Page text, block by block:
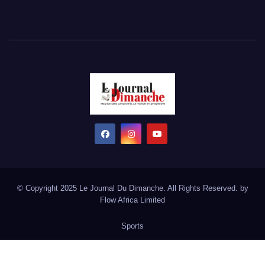
© Copyright 2025 Le Journal Du Dimanche. All Rights Reserved. by
Flow Africa Limited
Sports